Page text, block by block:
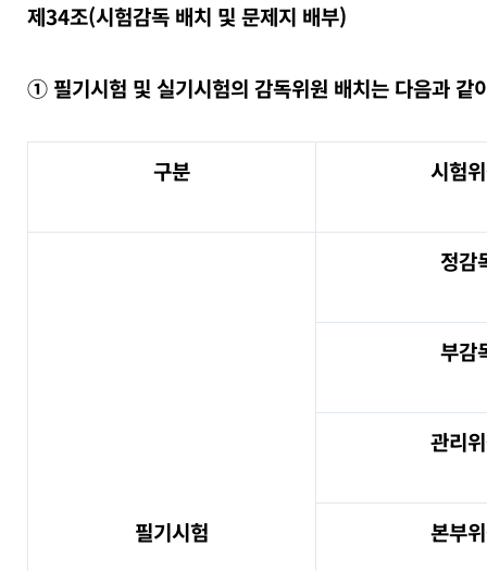
제34조(시험감독 배치 및 문제지 배부)
① 필기시험 및 실기시험의 감독위원 배치는 다음과 같
구분 시험
필기시험
정감
부감
관리
본부